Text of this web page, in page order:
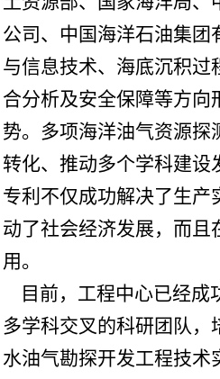
公司、中国海洋石油集团
与信息技术、海底沉积
合分析及安全保障等方向
势。多项海洋油气资源探
转化、推动多个学科建设
专利不仅成功解决了生产
动了社会经济发展，而
用。
目前，工程中心已经成
多学科交叉的科研团队，
水油气勘探开发工程技